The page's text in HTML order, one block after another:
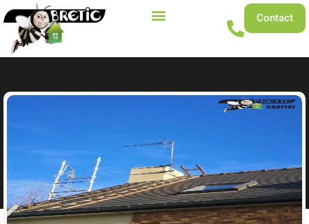
Contact